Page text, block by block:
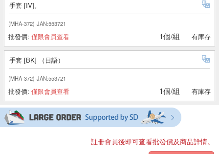
手套 [IV]。
(MHA-372) JAN:553721
批發價: 僅限會員查看 1個/組 有庫存
手套 [BK] （日語）
(MHA-372) JAN:553721
批發價: 僅限會員查看 1個/組 有庫存
註冊會員後即可查看批發價及商品詳情。